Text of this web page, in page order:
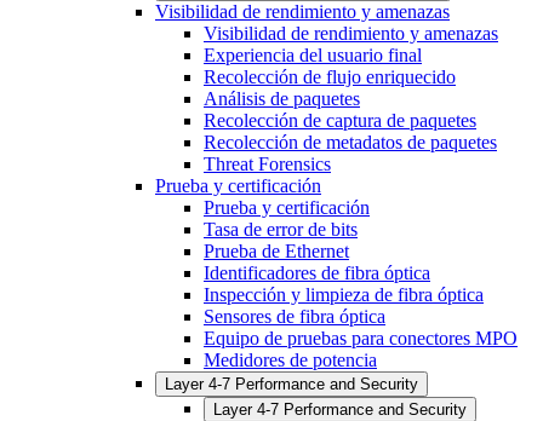
Visibilidad de rendimiento y amenazas
Visibilidad de rendimiento y amenazas
Experiencia del usuario final
Recolección de flujo enriquecido
Análisis de paquetes
Recolección de captura de paquetes
Recolección de metadatos de paquetes
Threat Forensics
Prueba y certificación
Prueba y certificación
Tasa de error de bits
Prueba de Ethernet
Identificadores de fibra óptica
Inspección y limpieza de fibra óptica
Sensores de fibra óptica
Equipo de pruebas para conectores MPO
Medidores de potencia
Layer 4-7 Performance and Security
Layer 4-7 Performance and Security